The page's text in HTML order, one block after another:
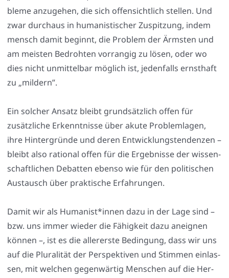
ble­me anzu­ge­hen, die sich offen­sicht­lich stel­len. Und
zwar durch­aus in huma­nis­ti­scher Zuspit­zung, indem
mensch damit beginnt, die Pro­blem der Ärms­ten und
am meis­ten Bedroh­ten vor­ran­gig zu lösen, oder wo
dies nicht unmit­tel­bar mög­lich ist, jeden­falls ernst­haft
zu „mil­dern”.
Ein sol­cher Ansatz bleibt grund­sätz­lich offen für
zusätz­li­che Erkennt­nis­se über aku­te Pro­blem­la­gen,
ihre Hin­ter­grün­de und deren Ent­wick­lungs­ten­den­zen –
bleibt also ratio­nal offen für die Ergeb­nis­se der wis­sen­
schaft­li­chen Debat­ten eben­so wie für den poli­ti­schen
Aus­tausch über prak­ti­sche Erfah­run­gen.
Damit wir als Humanist*innen dazu in der Lage sind –
bzw. uns immer wie­der die Fähig­keit dazu aneig­nen
kön­nen –, ist es die aller­ers­te Bedin­gung, dass wir uns
auf die Plu­ra­li­tät der Per­spek­ti­ven und Stim­men ein­las­
sen, mit wel­chen gegen­wär­tig Men­schen auf die Her­